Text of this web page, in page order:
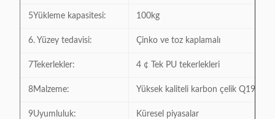
5Yükleme kapasitesi: 100kg
6. Yüzey tedavisi: Çinko ve toz kaplamalı
7Tekerlekler: 4 ¢ Tek PU tekerlekleri
8Malzeme: Yüksek kaliteli karbon çelik Q195
9Uyumluluk: Küresel piyasalar